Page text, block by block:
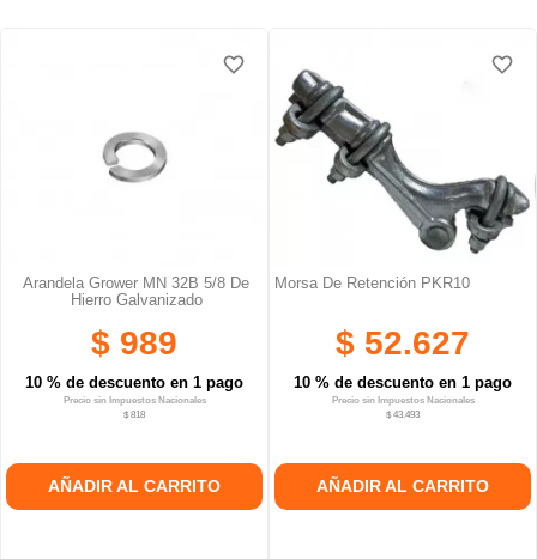
Arandela Grower MN 32B 5/8 De
Hierro Galvanizado
$ 989
10 % de descuento en 1 pago
Precio sin Impuestos Nacionales
$ 818
AÑADIR AL CARRITO
favorite_border
favorite_border
favorite_border
Morsa De Retención PKR10
$ 52.627
10 % de descuento en 1 pago
Precio sin Impuestos Nacionales
$ 43.493
AÑADIR AL CARRITO
favorite_border
favorite_border
favorite_border